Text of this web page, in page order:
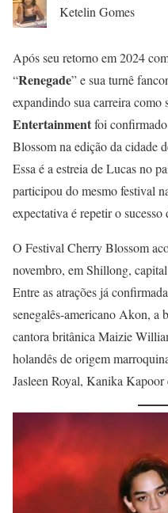
Ketelin Gomes
Após seu retorno em 2024
“Renegade” e sua turnê
expandindo sua carreira como
Entertainmentfoi
Blossom na edição da cidade
Essa é a estreia de Lucas no
participou do mesmo festival
expectativa é repetir o
O Festival Cherry Blossom
novembro, em Shillong,
Entre as atrações já
senegalês-americano Akon, a
cantora britânica Maizie
holandês de origem
Jasleen Royal, Kanika Kapoor